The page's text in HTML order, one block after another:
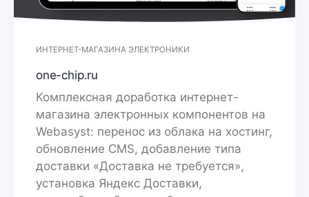
ИНТЕРНЕТ-МАГАЗИНА ЭЛЕКТРОНИКИ
one-chip.ru
Комплексная доработка интернет-
магазина электронных компонентов на
Webasyst: перенос из облака на хостинг,
обновление CMS, добавление типа
доставки «Доставка не требуется»,
установка Яндекс Доставки,